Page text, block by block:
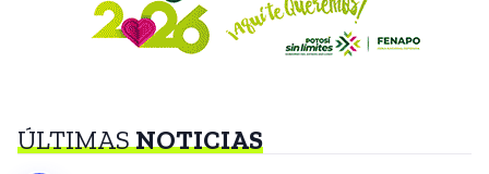
ÚLTIMASNOTICIAS